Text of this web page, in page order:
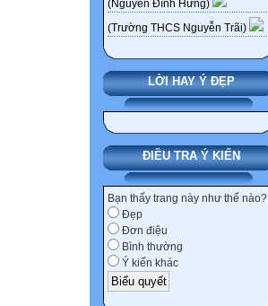
(Nguyễn Đình Hưng)
(Trường THCS Nguyễn Trãi)
LỜI HAY Ý ĐẸP
ĐIỀU TRA Ý KIẾN
Bạn thấy trang này như thế nào?
Đẹp
Đơn điệu
Bình thường
Ý kiến khác